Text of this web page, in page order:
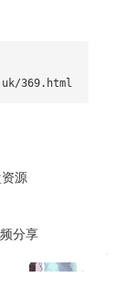
369.html
源
分享